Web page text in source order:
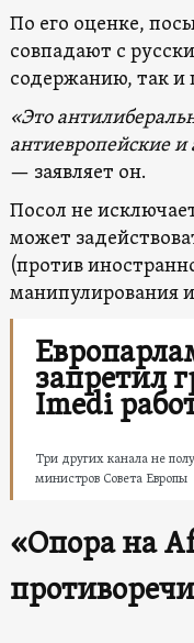
По его оценке,
совпадают с
содержанию, так и
«Это
антиевропейские
— заявляет он.
Посол не
может
(против
манипулирования
запретил
Imedi
Три других канала не
министров Совета Европы
«Опора на